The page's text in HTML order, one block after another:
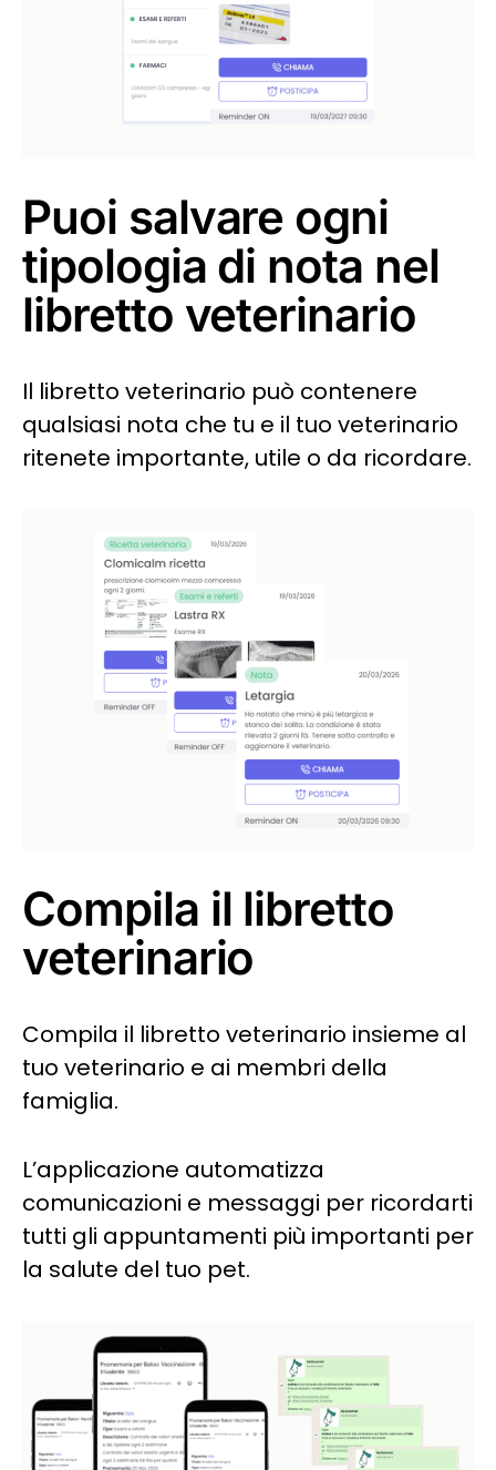
Puoi salvare ogni
tipologia di nota nel
libretto veterinario
Il libretto veterinario può contenere
qualsiasi nota che tu e il tuo veterinario
ritenete importante, utile o da ricordare.
Compila il libretto
veterinario
Compila il libretto veterinario insieme al
tuo veterinario e ai membri della
famiglia.
L’applicazione automatizza
comunicazioni e messaggi per ricordarti
tutti gli appuntamenti più importanti per
la salute del tuo pet.